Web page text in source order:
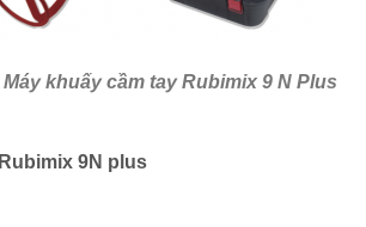
Máy khuấy cầm tay Rubimix 9 N Plus
Rubimix 9N plus